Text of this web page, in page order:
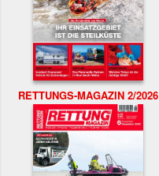
RETTUNGS-MAGAZIN 2/2026